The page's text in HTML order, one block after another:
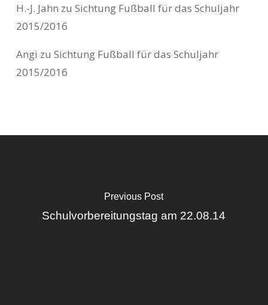
H.-J. Jahn zu Sichtung Fußball für das Schuljahr
2015/2016
Angi zu Sichtung Fußball für das Schuljahr
2015/2016
Previous Post
Schulvorbereitungstag am 22.08.14